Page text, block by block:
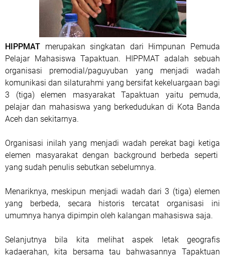
HIPPMAT merupakan singkatan dari Himpunan Pemuda
Pelajar Mahasiswa Tapaktuan. HIPPMAT adalah sebuah
organisasi premodial/paguyuban yang menjadi wadah
komunikasi dan silaturahmi yang bersifat kekeluargaan bagi
3 (tiga) elemen masyarakat Tapaktuan yaitu pemuda,
pelajar dan mahasiswa yang berkedudukan di Kota Banda
Aceh dan sekitarnya.
Organisasi inilah yang menjadi wadah perekat bagi ketiga
elemen masyarakat dengan background berbeda seperti
yang sudah penulis sebutkan sebelumnya.
Menariknya, meskipun menjadi wadah dari 3 (tiga) elemen
yang berbeda, secara historis tercatat organisasi ini
umumnya hanya dipimpin oleh kalangan mahasiswa saja.
Selanjutnya bila kita melihat aspek letak geografis
kadaerahan, kita bersama tau bahwasannya Tapaktuan